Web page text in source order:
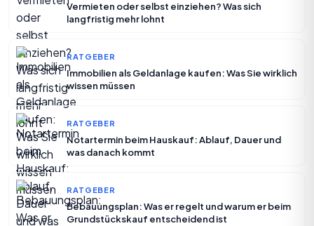
Vermieten oder selbst einziehen? Was sich
langfristig mehr lohnt
RATGEBER
Immobilien als Geldanlage kaufen: Was Sie wirklich
wissen müssen
RATGEBER
Notartermin beim Hauskauf: Ablauf, Dauer und
was danach kommt
RATGEBER
Bebauungsplan: Was er regelt und warum er beim
Grundstückskauf entscheidend ist